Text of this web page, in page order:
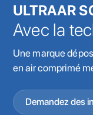
ULTRAAR
Avec la
Une marque
en air comprimé
Demandez des